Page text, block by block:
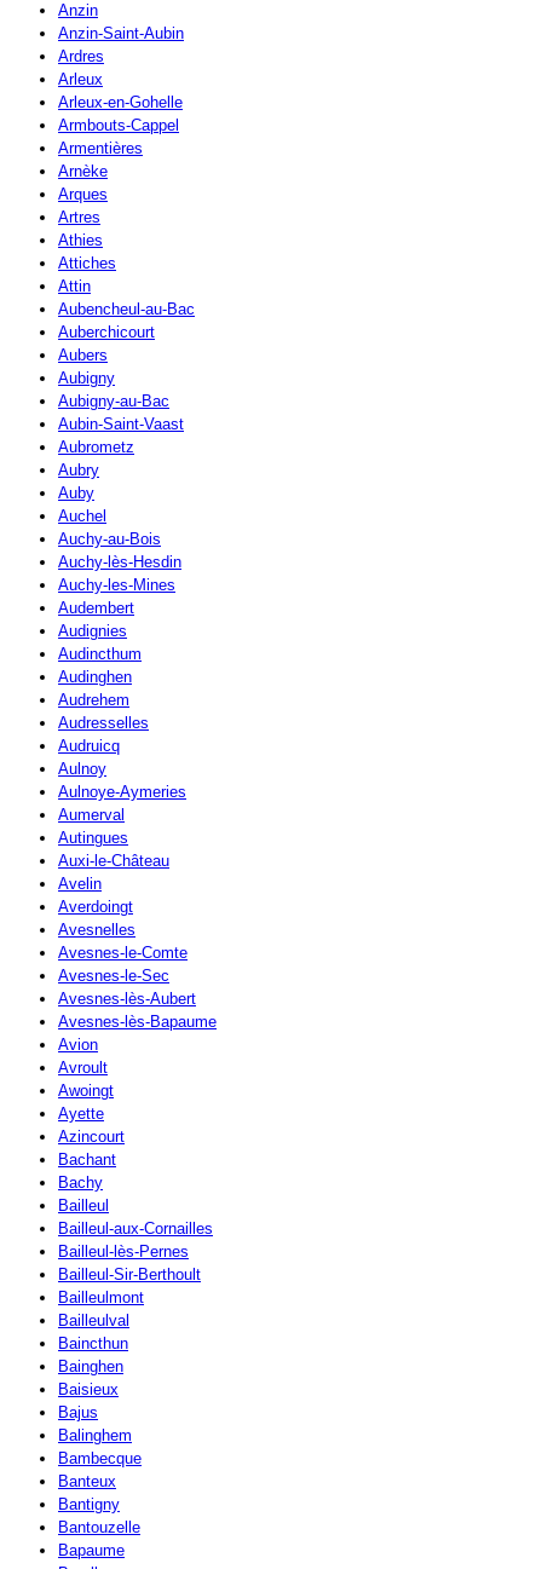
Anzin
Anzin-Saint-Aubin
Ardres
Arleux
Arleux-en-Gohelle
Armbouts-Cappel
Armentières
Arnèke
Arques
Artres
Athies
Attiches
Attin
Aubencheul-au-Bac
Auberchicourt
Aubers
Aubigny
Aubigny-au-Bac
Aubin-Saint-Vaast
Aubrometz
Aubry
Auby
Auchel
Auchy-au-Bois
Auchy-lès-Hesdin
Auchy-les-Mines
Audembert
Audignies
Audincthum
Audinghen
Audrehem
Audresselles
Audruicq
Aulnoy
Aulnoye-Aymeries
Aumerval
Autingues
Auxi-le-Château
Avelin
Averdoingt
Avesnelles
Avesnes-le-Comte
Avesnes-le-Sec
Avesnes-lès-Aubert
Avesnes-lès-Bapaume
Avion
Avroult
Awoingt
Ayette
Azincourt
Bachant
Bachy
Bailleul
Bailleul-aux-Cornailles
Bailleul-lès-Pernes
Bailleul-Sir-Berthoult
Bailleulmont
Bailleulval
Baincthun
Bainghen
Baisieux
Bajus
Balinghem
Bambecque
Banteux
Bantigny
Bantouzelle
Bapaume